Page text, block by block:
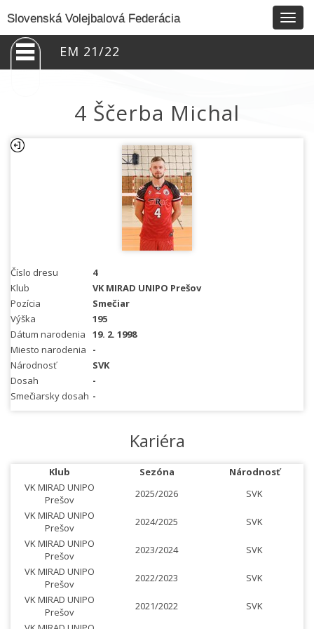
Slovenská Volejbalová Federácia
EM 21/22
4 Ščerba Michal
Číslo dresu
4
Klub
VK MIRAD UNIPO Prešov
Pozícia
Smečiar
Výška
195
Dátum narodenia
19. 2. 1998
Miesto narodenia
-
Národnosť
SVK
Dosah
-
Smečiarsky dosah -
Kariéra
Klub Sezóna
Národnosť
VK MIRAD UNIPO
Prešov
2025/2026
SVK
VK MIRAD UNIPO
Prešov
2024/2025
SVK
VK MIRAD UNIPO
Prešov
2023/2024
SVK
VK MIRAD UNIPO
Prešov
2022/2023
SVK
VK MIRAD UNIPO
Prešov
2021/2022
SVK